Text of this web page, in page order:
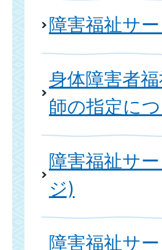
障害福祉サ
身体障害者
師の指定に
障害福祉サ
ジ)
障害福祉サ